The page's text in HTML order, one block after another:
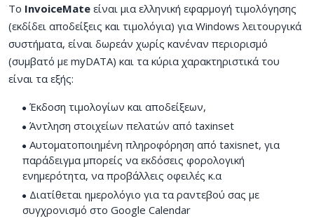
Το InvoiceMate είναι μια ελληνική εφαρμογή τιμολόγησης
(εκδίδει αποδείξεις και τιμολόγια) για Windows λειτουργικά
συστήματα, είναι δωρεάν χωρίς κανέναν περιορισμό
(συμβατό με myDATA) και τα κύρια χαρακτηριστικά του
είναι τα εξής:
Έκδοση τιμολογίων και αποδείξεων,
Άντληση στοιχείων πελατών από taxinset
Αυτοματοποιημένη πληροφόρηση από taxisnet, για
παράδειγμα μπορείς να εκδόσεις φορολογική
ενημερότητα, να προβάλλεις οφειλές κ.α
Διατίθεται ημερολόγιο για τα ραντεβού σας με
συγχρονισμό στο Google Calendar